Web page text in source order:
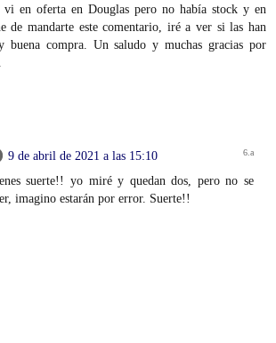
vi en oferta en Douglas pero no había stock y en
de mandarte este comentario, iré a ver si las han
buena compra. Un saludo y muchas gracias por
9 de abril de 2021 a las 15:10
suerte!! yo miré y quedan dos, pero no se
imagino estarán por error. Suerte!!